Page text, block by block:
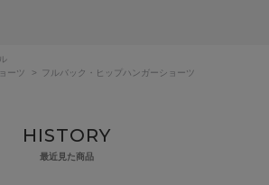
ーツ > フルバック・ヒップハンガーショーツ
HISTORY
最近見た商品